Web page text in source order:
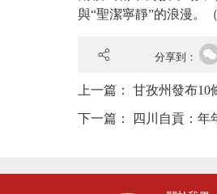
與“聖潔寧靜”的浪漫。
分享到：
上一篇： 甘孜州發布10
下一篇： 四川自貢：年